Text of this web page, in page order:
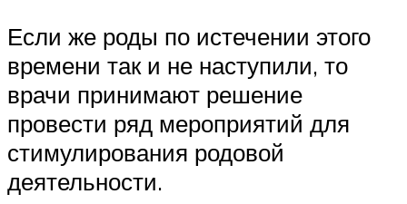
Если же роды по истечении этого
времени так и не наступили, то
врачи принимают решение
провести ряд мероприятий для
стимулирования родовой
деятельности.